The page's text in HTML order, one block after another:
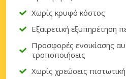
Χωρίς κρυφό κόστος
Εξαιρετική εξυπηρέτηση
Προσφορές ενοικίασης
τροποποιήσεις
Χωρίς χρεώσεις